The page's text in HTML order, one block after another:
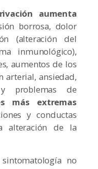
aumenta
borrosa, dolor
(alteración del
inmunológico),
aumentos de los
arterial, ansiedad,
problemas de
más extremas
y conductas
alteración de la
no